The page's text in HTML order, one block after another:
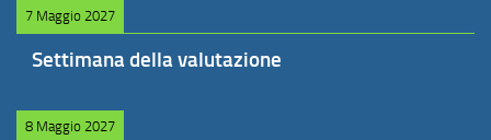
7 Maggio 2027
Settimana della valutazione
8 Maggio 2027